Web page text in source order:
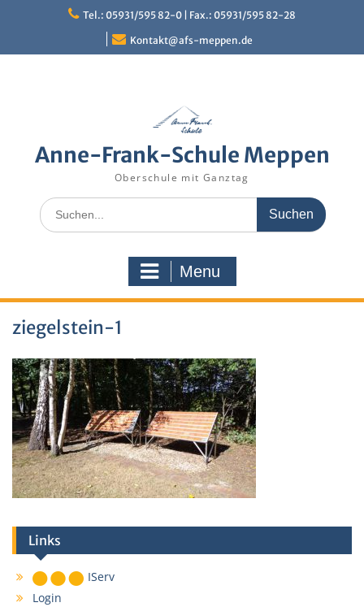
Tel.: 05931/595 82-0 | Fax.: 05931/595 82-28
Kontakt@afs-meppen.de
Anne-Frank-Schule Meppen
Oberschule mit Ganztag
Search
for:
Menu
ziegelstein-1
Links
IServ
Login